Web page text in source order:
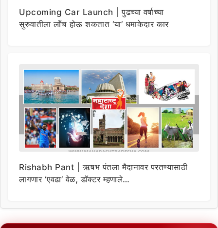
Upcoming Car Launch | पुढच्या वर्षाच्या
सुरुवातीला लाँच होऊ शकतात ‘या’ धमाकेदार कार
Rishabh Pant | ऋषभ पंतला मैदानावर परतण्यासाठी
लागणार ‘एवढा’ वेळ, डॉक्टर म्हणाले…